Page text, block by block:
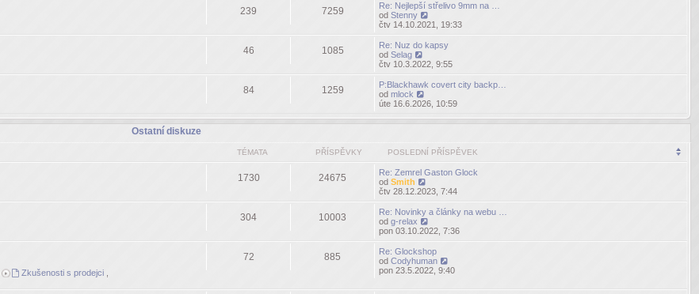
239 7259
Re: Nejlepší střelivo 9mm na …
odStenny
Zobrazit
poslední
příspěvek
čtv 14.10.2021, 19:33
46 1085
Re: Nuz do kapsy
odSelag
Zobrazit
poslední
příspěvek
čtv 10.3.2022, 9:55
84 1259
P:Blackhawk covert city backp…
odmlock
Zobrazit
příspěvek
úte 16.6.2026, 10:59
Ostatní diskuze
TÉMATA PŘÍSPĚVKY POSLEDNÍ PŘÍSPĚVEK
1730 24675
Re: Zemrel Gaston Glock
odSmith
Zobrazit
poslední
příspěvek
čtv 28.12.2023, 7:44
304 10003
Re: Novinky a články na webu …
odg-relax
Zobrazit
poslední
příspěvek
pon 03.10.2022, 7:36
Zkušenosti s prodejci,
72 885
Re: Glockshop
odCodyhuman
Zobrazit
příspěvek
pon 23.5.2022, 9:40